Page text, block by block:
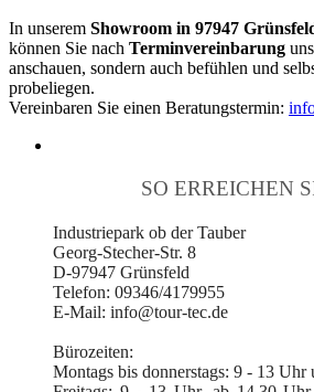
In unserem Showroom in 97947
können Sie nach Terminvereinbarung
anschauen, sondern auch befühlen und
probeliegen.
Vereinbaren Sie einen Beratungstermin:
SO ERREICHEN
Industriepark ob der Tauber
Georg-Stecher-Str. 8
D-97947 Grünsfeld
Telefon: 09346/4179955
E-Mail: info@tour-tec.de
Bürozeiten:
Montags bis donnerstags: 9 - 13